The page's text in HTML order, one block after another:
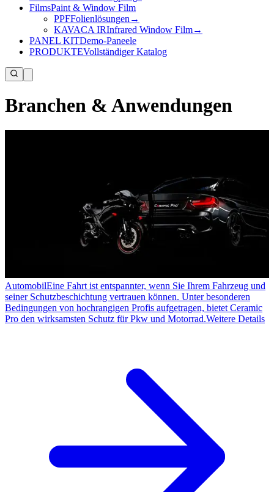
FilmsPaint & Window Film
PPFFolienlösungen →
KAVACA IRInfrared Window Film→
PANEL KITDemo-Paneele
PRODUKTEVollständiger Katalog
Branchen & Anwendungen
AutomobilEine Fahrt ist entspannter, wenn Sie Ihrem Fahrzeug und
seiner Schutzbeschichtung vertrauen können. Unter besonderen
Bedingungen von hochrangigen Profis aufgetragen, bietet Ceramic
Pro den wirksamsten Schutz für Pkw und Motorrad.Weitere Details